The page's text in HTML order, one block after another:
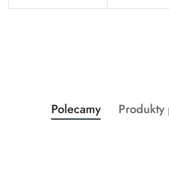
Pomiń karuzelę produktów
Produkty
o
Polecamy
Produkty